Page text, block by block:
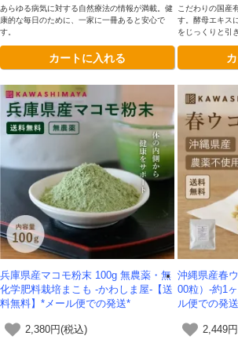
あらゆる病気に対する自然療法の情報が満載。健
康的な毎日のために、一家に一冊あると安心で
す。
カートに入れる
こだわりの国産
す。酵母エキス
をじっくりと引
おすすめ。毎日
しい一品です。
兵庫県産マコモ粉末 100g 無農薬・無
化学肥料栽培まこも -かわしま屋-【送
料無料】*メール便での発送*
2,380円(税込)
沖縄県産春
00粒）-約1
ル便での発
2,449